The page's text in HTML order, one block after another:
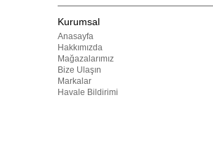
Kurumsal
Anasayfa
Hakkımızda
Mağazalarımız
Bize Ulaşın
Markalar
Havale Bildirimi